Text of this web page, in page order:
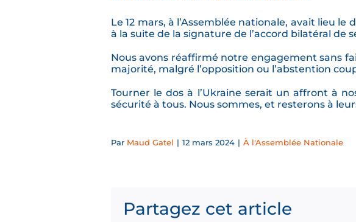
Le 12 mars, à l’Assemblée nationale, avait lieu le
à la suite de la signature de l’accord bilatéral de
Nous avons réaffirmé notre engagement sans
majorité, malgré l’opposition ou l’abstention
Tourner le dos à l’Ukraine serait un affront à
sécurité à tous. Nous sommes, et resterons à
Par Maud Gatel | 12 mars 2024 | À l'Assemblée Nationale
Partagez cet article